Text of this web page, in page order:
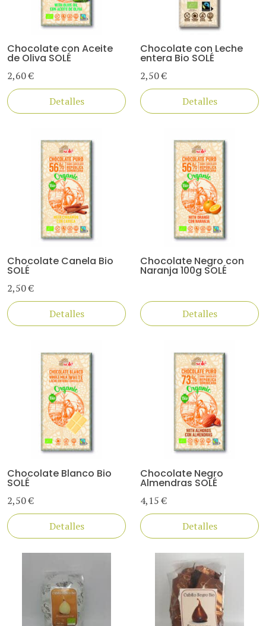
Chocolate con Aceite
de Oliva SOLÉ
2,60 €
Detalles
Chocolate con Leche
entera Bio SOLÉ
2,50 €
Detalles
Chocolate Canela Bio
SOLÉ
2,50 €
Detalles
Chocolate Negro con
Naranja 100g SOLÉ
Detalles
Chocolate Blanco Bio
SOLÉ
2,50 €
Detalles
Chocolate Negro
Almendras SOLÉ
4,15 €
Detalles